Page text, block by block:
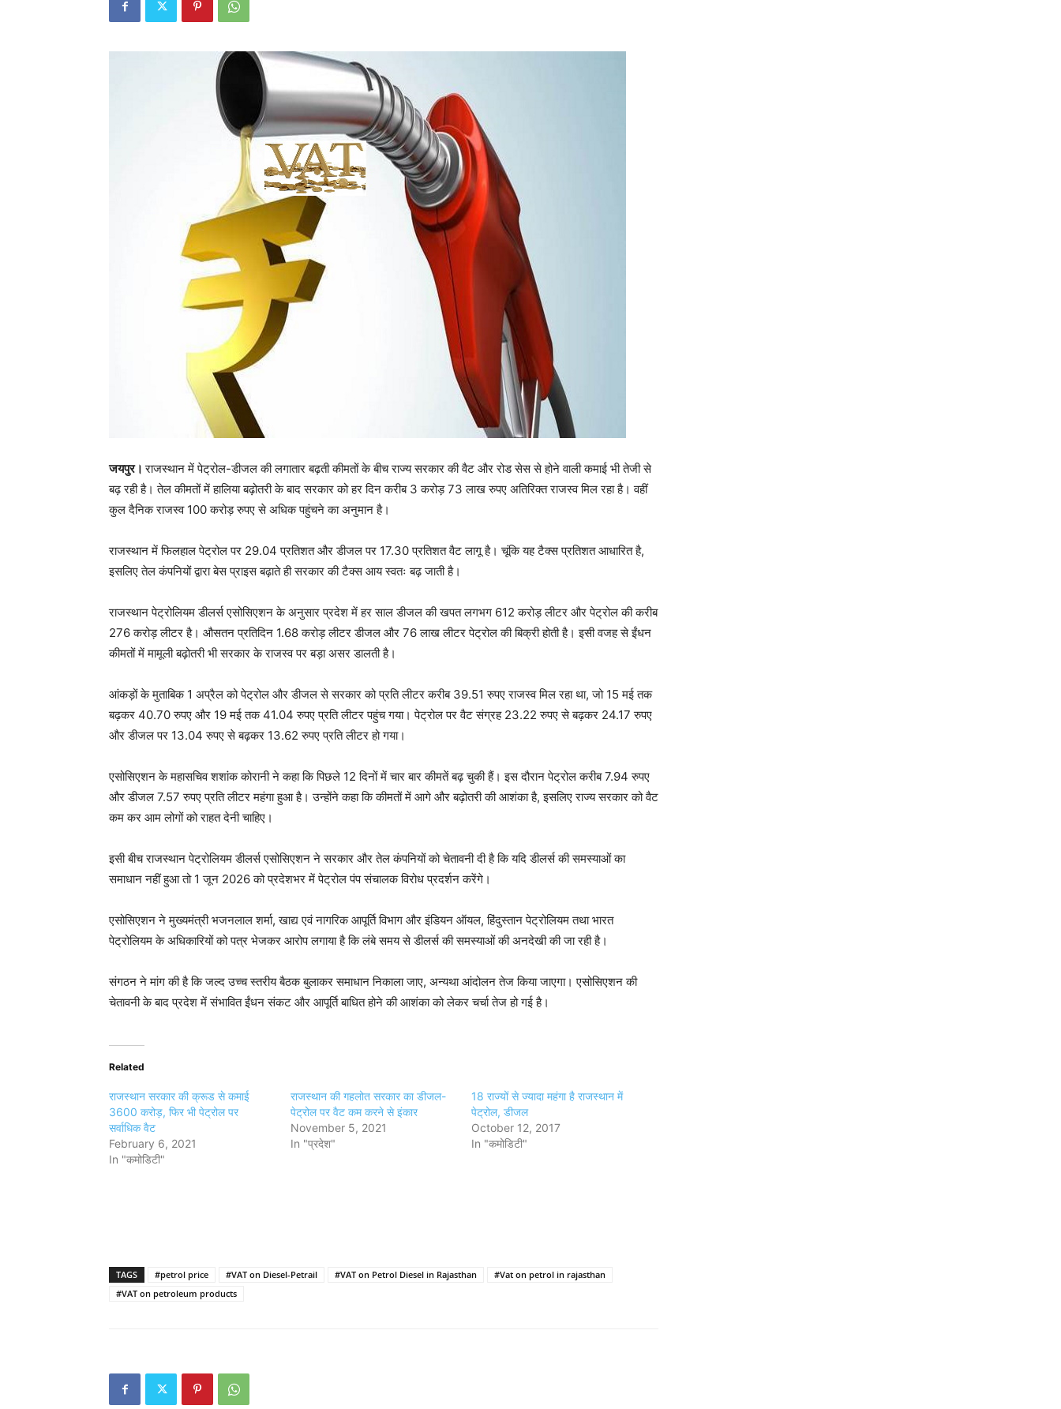
जयपुर।राजस्थान में पेट्रोल-डीजल की लगातार बढ़ती कीमतों के बीच राज्य सरकार की वैट और रोड सेस से होने वाली कमाई भी तेजी से
बढ़ रही है। तेल कीमतों में हालिया बढ़ोतरी के बाद सरकार को हर दिन करीब 3 करोड़ 73 लाख रुपए अतिरिक्त राजस्व मिल रहा है। वहीं
कुल दैनिक राजस्व 100 करोड़ रुपए से अधिक पहुंचने का अनुमान है।
राजस्थान में फिलहाल पेट्रोल पर 29.04 प्रतिशत और डीजल पर 17.30 प्रतिशत वैट लागू है। चूंकि यह टैक्स प्रतिशत आधारित है,
इसलिए तेल कंपनियों द्वारा बेस प्राइस बढ़ाते ही सरकार की टैक्स आय स्वतः बढ़ जाती है।
राजस्थान पेट्रोलियम डीलर्स एसोसिएशन के अनुसार प्रदेश में हर साल डीजल की खपत लगभग 612 करोड़ लीटर और पेट्रोल की करीब
276 करोड़ लीटर है। औसतन प्रतिदिन 1.68 करोड़ लीटर डीजल और 76 लाख लीटर पेट्रोल की बिक्री होती है। इसी वजह से ईंधन
कीमतों में मामूली बढ़ोतरी भी सरकार के राजस्व पर बड़ा असर डालती है।
आंकड़ों के मुताबिक 1 अप्रैल को पेट्रोल और डीजल से सरकार को प्रति लीटर करीब 39.51 रुपए राजस्व मिल रहा था, जो 15 मई तक
बढ़कर 40.70 रुपए और 19 मई तक 41.04 रुपए प्रति लीटर पहुंच गया। पेट्रोल पर वैट संग्रह 23.22 रुपए से बढ़कर 24.17 रुपए
और डीजल पर 13.04 रुपए से बढ़कर 13.62 रुपए प्रति लीटर हो गया।
एसोसिएशन के महासचिव शशांक कोरानी ने कहा कि पिछले 12 दिनों में चार बार कीमतें बढ़ चुकी हैं। इस दौरान पेट्रोल करीब 7.94 रुपए
और डीजल 7.57 रुपए प्रति लीटर महंगा हुआ है। उन्होंने कहा कि कीमतों में आगे और बढ़ोतरी की आशंका है, इसलिए राज्य सरकार को वैट
कम कर आम लोगों को राहत देनी चाहिए।
इसी बीच राजस्थान पेट्रोलियम डीलर्स एसोसिएशन ने सरकार और तेल कंपनियों को चेतावनी दी है कि यदि डीलर्स की समस्याओं का
समाधान नहीं हुआ तो 1 जून 2026 को प्रदेशभर में पेट्रोल पंप संचालक विरोध प्रदर्शन करेंगे।
एसोसिएशन ने मुख्यमंत्री भजनलाल शर्मा, खाद्य एवं नागरिक आपूर्ति विभाग और इंडियन ऑयल, हिंदुस्तान पेट्रोलियम तथा भारत
पेट्रोलियम के अधिकारियों को पत्र भेजकर आरोप लगाया है कि लंबे समय से डीलर्स की समस्याओं की अनदेखी की जा रही है।
संगठन ने मांग की है कि जल्द उच्च स्तरीय बैठक बुलाकर समाधान निकाला जाए, अन्यथा आंदोलन तेज किया जाएगा। एसोसिएशन की
चेतावनी के बाद प्रदेश में संभावित ईंधन संकट और आपूर्ति बाधित होने की आशंका को लेकर चर्चा तेज हो गई है।
Related
राजस्थान सरकार की क्रूड से कमाई
3600 करोड़, फिर भी पेट्रोल पर
सर्वाधिक वैट
February 6, 2021
In "कमोडिटी"
राजस्थान की गहलोत सरकार का डीजल-
पेट्रोल पर वैट कम करने से इंकार
November 5, 2021
In "प्रदेश"
18 राज्यों से ज्यादा महंगा है राजस्थान में
पेट्रोल, डीजल
October 12, 2017
In "कमोडिटी"
TAGS #petrol price #VAT on Diesel-Petrail #VAT on Petrol Diesel in Rajasthan
#Vat on petrol in rajasthan
#VAT on petroleum products